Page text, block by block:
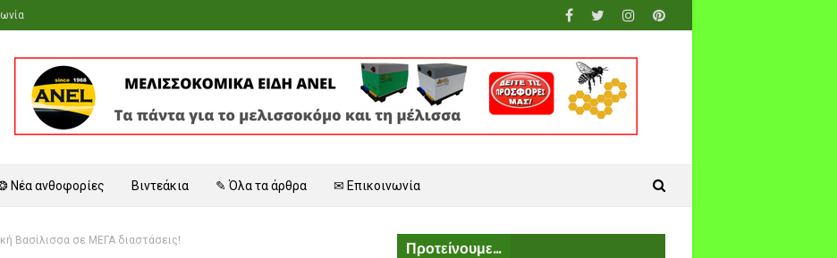
Νέα ανθοφορίες Βιντεάκια ✎ Όλα τα άρθρα ✉ Επικοινωνία
Βασίλισσα σε ΜΕΓΑ διαστάσεις! Προτείνουμε...